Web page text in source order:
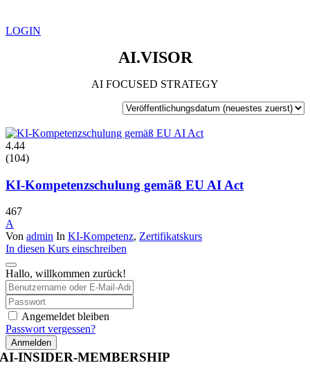
LOGIN
AI.VISOR
AI FOCUSED STRATEGY
4.44
(104)
KI-Kompetenzschulung gemäß EU AI Act
467
A
Von admin In KI-Kompetenz, Zertifikatskurs
In diesen Kurs einschreiben
Hallo, willkommen zurück!
Angemeldet bleiben
Passwort vergessen?
Anmelden
AI-INSIDER-MEMBERSHIP